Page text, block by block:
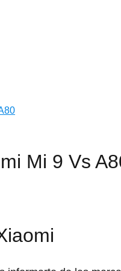
Mi 9 Vs